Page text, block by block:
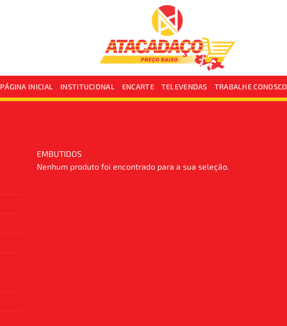
PÁGINA INICIAL INSTITUCIONAL ENCARTE TELEVENDAS TRABALHE CONOSCO
EMBUTIDOS
Nenhum produto foi encontrado para a sua seleção.